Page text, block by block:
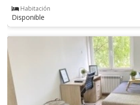
Habitación
Disponible